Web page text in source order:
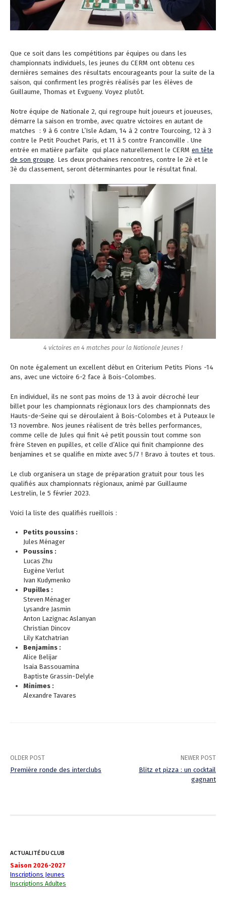
Que ce soit dans les compétitions par équipes ou dans les
championnats individuels, les jeunes du CERM ont obtenu ces
dernières semaines des résultats encourageants pour la suite de la
saison, qui confirment les progrès réalisés par les élèves de
Guillaume, Thomas et Evgueny. Voyez plutôt.
Notre équipe de Nationale 2, qui regroupe huit joueurs et joueuses,
démarre la saison en trombe, avec quatre victoires en autant de
matches : 9 à 6 contre L’Isle Adam, 14 à 2 contre Tourcoing, 12 à 3
contre le Petit Pouchet Paris, et 11 à 5 contre Franconville . Une
entrée en matière parfaite qui place naturellement le CERM en tête
de son groupe. Les deux prochaines rencontres, contre le 2è et le
3è du classement, seront déterminantes pour le résultat final.
4 victoires en 4 matches pour la Nationale Jeunes !
On note également un excellent début en Criterium Petits Pions -14
ans, avec une victoire 6-2 face à Bois-Colombes.
En individuel, ils ne sont pas moins de 13 à avoir décroché leur
billet pour les championnats régionaux lors des championnats des
Hauts-de-Seine qui se déroulaient à Bois-Colombes et à Puteaux le
13 novembre. Nos jeunes réalisent de très belles performances,
comme celle de Jules qui finit 4è petit poussin tout comme son
frère Steven en pupilles, et celle d’Alice qui finit championne des
benjamines et se qualifie en mixte avec 5/7 ! Bravo à toutes et tous.
Le club organisera un stage de préparation gratuit pour tous les
qualifiés aux championnats régionaux, animé par Guillaume
Lestrelin, le 5 février 2023.
Voici la liste des qualifiés rueillois :
Petits poussins :
Jules Ménager
Poussins :
Lucas Zhu
Eugène Verlut
Ivan Kudymenko
Pupilles :
Steven Ménager
Lysandre Jasmin
Anton Lazignac Aslanyan
Christian Dincov
Lily Katchatrian
Benjamins :
Alice Belijar
Isaia Bassouamina
Baptiste Grassin-Delyle
Minimes :
Alexandre Tavares
n
a
OLDER POST
Première ronde des interclubs
NEWER POST
Blitz et pizza : un cocktail
gagnant
ACTUALITÉ DU CLUB
Saison 2026-2027
Inscriptions Jeunes
Inscriptions Adultes